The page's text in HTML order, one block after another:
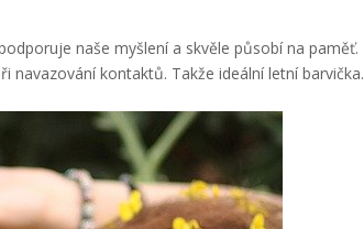
naše myšlení a skvěle působí na paměť.
kontaktů. Takže ideální letní barvička.